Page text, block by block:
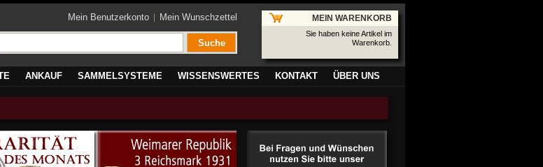
Mein Benutzerkonto Mein Wunschzettel
Suche
MEIN WARENKORB
Sie haben keine Artikel im
Warenkorb.
ANKAUF SAMMELSYSTEME WISSENSWERTES KONTAKT ÜBER UNS